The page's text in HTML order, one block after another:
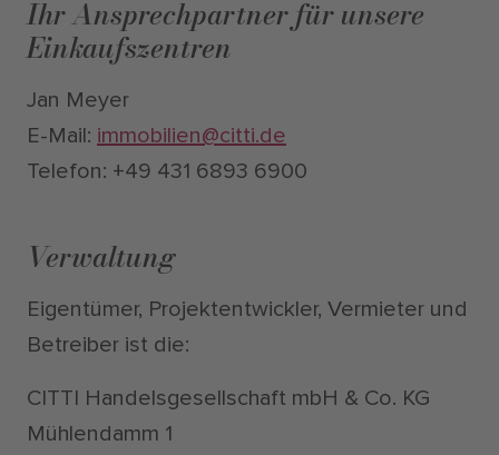
Ihr Ansprechpartner für unsere
Einkaufszentren
Jan Meyer
E-Mail: immobilien@citti.de
Telefon: +49 431 6893 6900
Verwaltung
Eigentümer, Projektentwickler, Vermieter und
Betreiber ist die:
CITTI Handelsgesellschaft mbH & Co. KG
Mühlendamm 1